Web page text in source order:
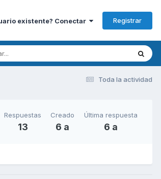
existente? Conectar Registrar
Toda la actividad
Respuestas
13
Creado
6 a
Última respuesta
6 a